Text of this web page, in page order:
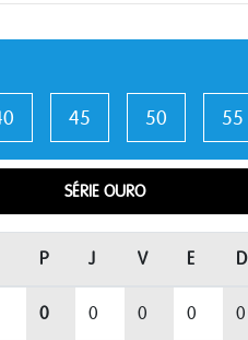
45 50 55
SÉRIE OURO
P J V E D
0 0 0 0 0